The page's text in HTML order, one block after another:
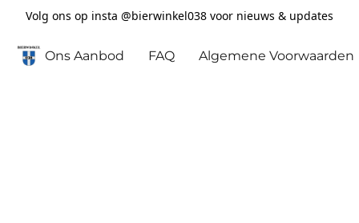
Volg ons op insta @bierwinkel038 voor nieuws & updates
Ons Aanbod FAQ Algemene Voorwaarden